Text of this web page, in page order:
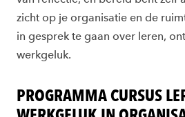
zicht op je organisatie en de
in gesprek te gaan over leren,
werkgeluk.
PROGRAMMA CURSUS